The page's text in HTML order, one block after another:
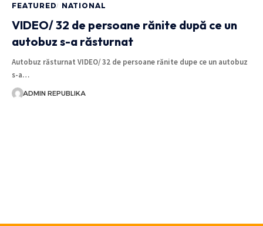
FEATURED NATIONAL
VIDEO/ 32 de persoane rănite după ce un
autobuz s-a răsturnat
Autobuz răsturnat VIDEO/ 32 de persoane rănite dupe ce un autobuz
s-a…
ADMIN REPUBLIKA